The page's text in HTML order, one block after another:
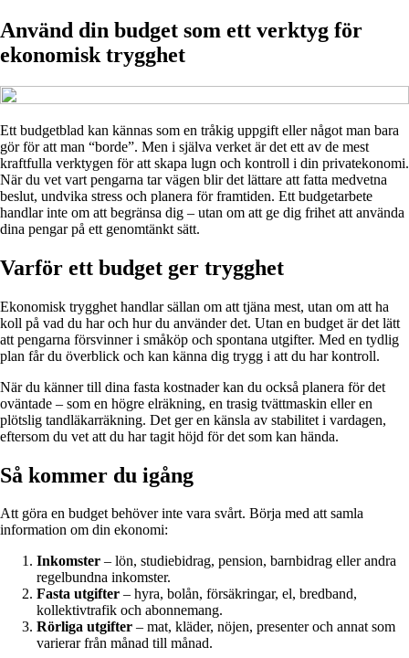
Använd din budget som ett verktyg för
ekonomisk trygghet
Ett budgetblad kan kännas som en tråkig uppgift eller något man bara
gör för att man “borde”. Men i själva verket är det ett av de mest
kraftfulla verktygen för att skapa lugn och kontroll i din privatekonomi.
När du vet vart pengarna tar vägen blir det lättare att fatta medvetna
beslut, undvika stress och planera för framtiden. Ett budgetarbete
handlar inte om att begränsa dig – utan om att ge dig frihet att använda
dina pengar på ett genomtänkt sätt.
Varför ett budget ger trygghet
Ekonomisk trygghet handlar sällan om att tjäna mest, utan om att ha
koll på vad du har och hur du använder det. Utan en budget är det lätt
att pengarna försvinner i småköp och spontana utgifter. Med en tydlig
plan får du överblick och kan känna dig trygg i att du har kontroll.
När du känner till dina fasta kostnader kan du också planera för det
oväntade – som en högre elräkning, en trasig tvättmaskin eller en
plötslig tandläkarräkning. Det ger en känsla av stabilitet i vardagen,
eftersom du vet att du har tagit höjd för det som kan hända.
Så kommer du igång
Att göra en budget behöver inte vara svårt. Börja med att samla
information om din ekonomi:
Inkomster – lön, studiebidrag, pension, barnbidrag eller andra
regelbundna inkomster.
Fasta utgifter – hyra, bolån, försäkringar, el, bredband,
kollektivtrafik och abonnemang.
Rörliga utgifter – mat, kläder, nöjen, presenter och annat som
varierar från månad till månad.